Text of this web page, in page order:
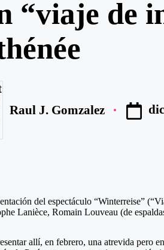
“viaje de
Raul J. Gomzalez
del espectáculo “Winterreise”
Lanièce, Romain Louveau (de
allí, en febrero, una atrevida pero